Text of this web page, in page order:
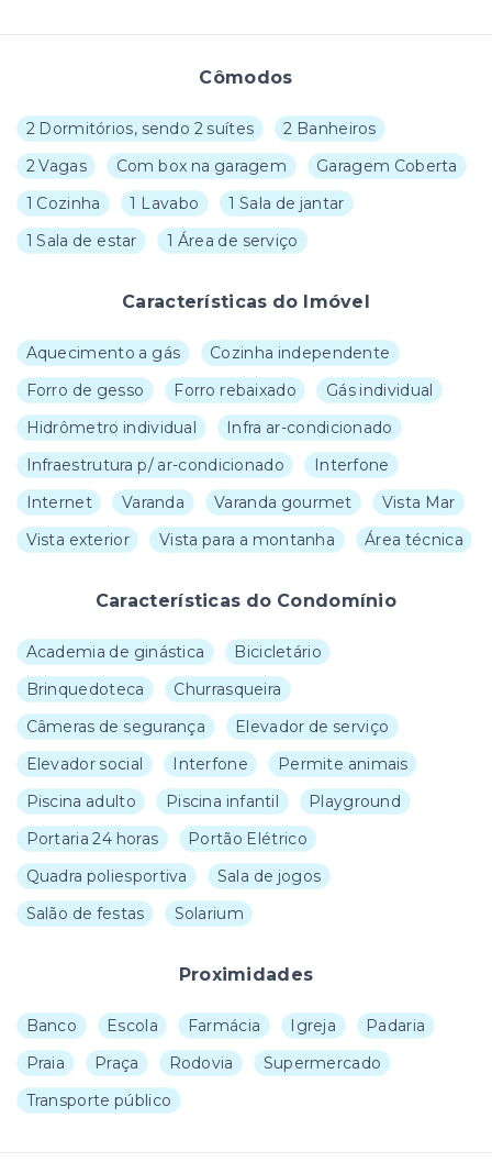
Cômodos
2 Dormitórios, sendo 2 suítes
2 Banheiros
2 Vagas
Com box na garagem
Garagem Coberta
1 Cozinha
1 Lavabo
1 Sala de jantar
1 Sala de estar
1 Área de serviço
Características do Imóvel
Aquecimento a gás
Cozinha independente
Forro de gesso
Forro rebaixado
Gás individual
Hidrômetro individual
Infra ar-condicionado
Infraestrutura p/ ar-condicionado
Interfone
Internet
Varanda Varanda gourmet
Vista Mar
Vista exterior
Vista para a montanha Área técnica
Características do Condomínio
Academia de ginástica
Bicicletário
Brinquedoteca
Churrasqueira
Câmeras de segurança
Elevador de serviço
Elevador social
Interfone
Permite animais
Piscina adulto
Piscina infantil
Playground
Portaria 24 horas
Portão Elétrico
Quadra poliesportiva
Sala de jogos
Salão de festas
Solarium
Proximidades
Banco Escola Farmácia Igreja
Padaria
Praia
Praça Rodovia
Supermercado
Transporte público